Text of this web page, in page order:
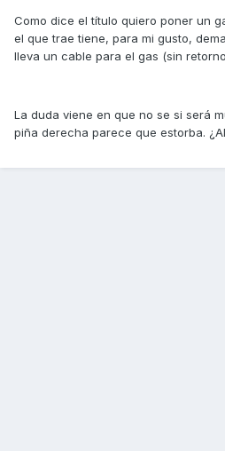
Como dice el título quiero poner un
el que trae tiene, para mi gusto,
lleva un cable para el gas (sin
La duda viene en que no se si será
piña derecha parece que estorba.